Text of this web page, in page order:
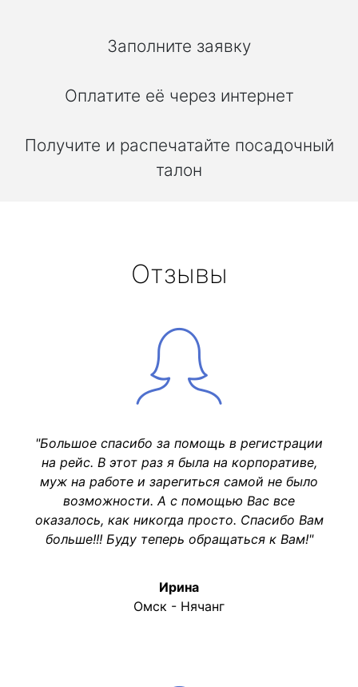
Заполните заявку
Оплатите её через интернет
Получите и распечатайте посадочный
талон
Отзывы
"Большое спасибо за помощь в регистрации
на рейс. В этот раз я была на корпоративе,
муж на работе и зарегиться самой не было
возможности. А с помощью Вас все
оказалось, как никогда просто. Спасибо Вам
больше!!! Буду теперь обращаться к Вам!"
Ирина
Омск - Нячанг